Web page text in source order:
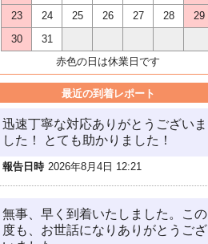
23
24 25 26 27 28
29
30
31
赤色の日は休業日です
最近の到着レポート
迅速丁寧な対応ありがとうございま
した！ とても助かりました！
報告日時 2026年8月4日 12:21
無事、早く到着いたしました。この
度も、お世話になりありがとうござ